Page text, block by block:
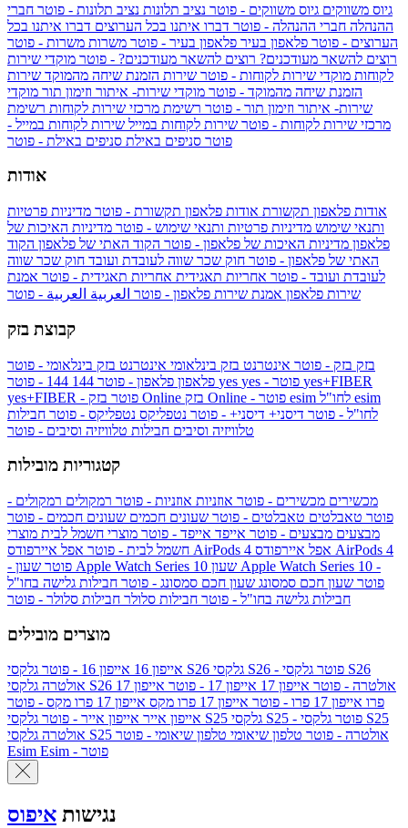
גיוס משווקים גיוס משווקים - פוטר נציב תלונות נציב תלונות - פוטר חברי
ההנהלה חברי ההנהלה - פוטר דברו איתנו בכל הערוצים דברו איתנו בכל
הערוצים - פוטר פלאפון בעיר פלאפון בעיר - פוטר משרות משרות - פוטר
רוצים להשאר מעודכנים? רוצים להשאר מעודכנים? - פוטר מוקדי שירות
לקוחות מוקדי שירות לקוחות - פוטר שירות הזמנת שיחה מהמוקד שירות
הזמנת שיחה מהמוקד - פוטר מוקדי שירות- איתור וזימון תור מוקדי
שירות- איתור וזימון תור - פוטר רשימת מרכזי שירות לקוחות רשימת
מרכזי שירות לקוחות - פוטר שירות לקוחות במייל שירות לקוחות במייל -
פוטר סניפים באילת סניפים באילת - פוטר
אודות
אודות פלאפון תקשורת אודות פלאפון תקשורת - פוטר מדיניות פרטיות
ותנאי שימוש מדיניות פרטיות ותנאי שימוש - פוטר מדיניות האיכות של
פלאפון מדיניות האיכות של פלאפון - פוטר הקוד האתי של פלאפון הקוד
האתי של פלאפון - פוטר חוק שכר שווה לעובדת ועובד חוק שכר שווה
לעובדת ועובד - פוטר אחריות תאגידית אחריות תאגידית - פוטר אמנת
שירות פלאפון אמנת שירות פלאפון - פוטר العربية العربية - פוטר
קבוצת בזק
בזק בזק - פוטר אינטרנט בזק בינלאומי אינטרנט בזק בינלאומי - פוטר
פלאפון פלאפון - פוטר 144 yes
yes+FIBER
yes+FIBER - פוטר בזק Online
esim
לחו"ל - פוטר דיסני+ דיסני+ - פוטר נטפליקס נטפליקס - פוטר חבילות
טלוויזיה וסיבים חבילות טלוויזיה וסיבים - פוטר
קטגוריות מובילות
מכשירים מכשירים - פוטר אוזניות אוזניות - פוטר רמקולים רמקולים -
פוטר טאבלטים טאבלטים - פוטר שעונים חכמים שעונים חכמים - פוטר
מבצעים מבצעים - פוטר אייפד אייפד - פוטר מוצרי חשמל לבית מוצרי
חשמל לבית - פוטר אפל איירפודס AirPods 4 אפל איירפודס AirPods 4
- פוטר שעון Apple Watch Series 10 שעון Apple Watch Series 10 -
פוטר שעון חכם סמסונג שעון חכם סמסונג - פוטר חבילות גלישה בחו"ל
חבילות גלישה בחו"ל - פוטר חבילות סלולר חבילות סלולר - פוטר
מוצרים מובילים
אייפון 16 אייפון 16 - פוטר גלקסי S26 גלקסי S26 - פוטר גלקסי S26
אולטרה
גלקסי S26 אולטרה - פוטר אייפון 17 אייפון 17 - פוטר
אייפון 17
פרו אייפון 17 פרו - פוטר אייפון 17 פרו מקס
אייפון 17 פרו מקס - פוטר
אייפון אייר אייפון אייר - פוטר גלקסי S25 גלקסי S25 - פוטר גלקסי S25
אולטרה
גלקסי S25 אולטרה - פוטר טלפון שיאומי טלפון שיאומי - פוטר
Esim
Esim - פוטר
נגישות איפוס